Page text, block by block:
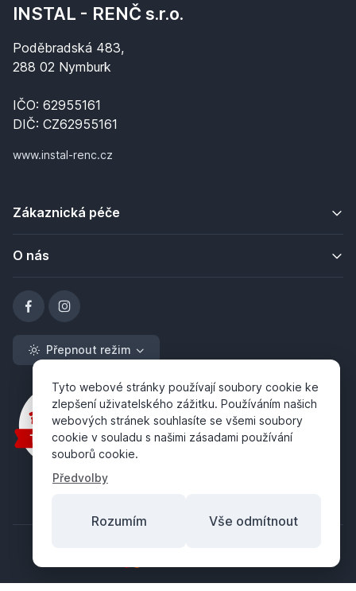
INSTAL - RENČ s.r.o.
Poděbradská 483,
288 02 Nymburk
IČO: 62955161
DIČ: CZ62955161
www.instal-renc.cz
Zákaznická péče
O nás
Přepnout režim
Tyto webové stránky používají soubory cookie ke
zlepšení uživatelského zážitku. Používáním našich
webových stránek souhlasíte se všemi soubory
cookie v souladu s našimi zásadami používání
souborů cookie.
Předvolby
Rozumím Vše odmítnout